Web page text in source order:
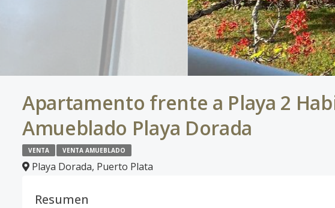
Apartamento frente a Playa 2
Amueblado Playa Dorada
VENTA VENTA AMUEBLADO
Playa Dorada, Puerto Plata
Resumen